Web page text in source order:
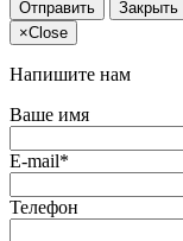
Отправить
Закрыть
×Close
Напишите нам
Ваше имя
E-mail*
Телефон